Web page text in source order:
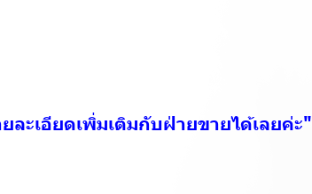
ะเอียดเพิ่มเติมกับฝ่ายขายได้เลยค่ะ"